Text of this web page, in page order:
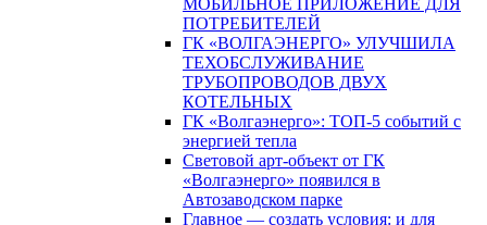
МОБИЛЬНОЕ ПРИЛОЖЕНИЕ ДЛЯ
ПОТРЕБИТЕЛЕЙ
ГК «ВОЛГАЭНЕРГО» УЛУЧШИЛА
ТЕХОБСЛУЖИВАНИЕ
ТРУБОПРОВОДОВ ДВУХ
КОТЕЛЬНЫХ
ГК «Волгаэнерго»: ТОП-5 событий с
энергией тепла
Световой арт-объект от ГК
«Волгаэнерго» появился в
Автозаводском парке
Главное — создать условия: и для